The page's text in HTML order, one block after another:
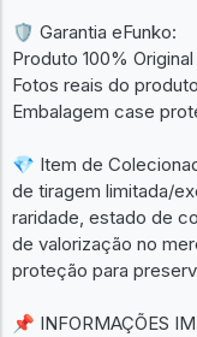
🛡️ Garantia eFunko:
Produto 100%
Fotos reais do
Embalagem case
💎 Item de
de tiragem limitada/
raridade, estado de
de valorização no
proteção para
📌 INFORMAÇÕES